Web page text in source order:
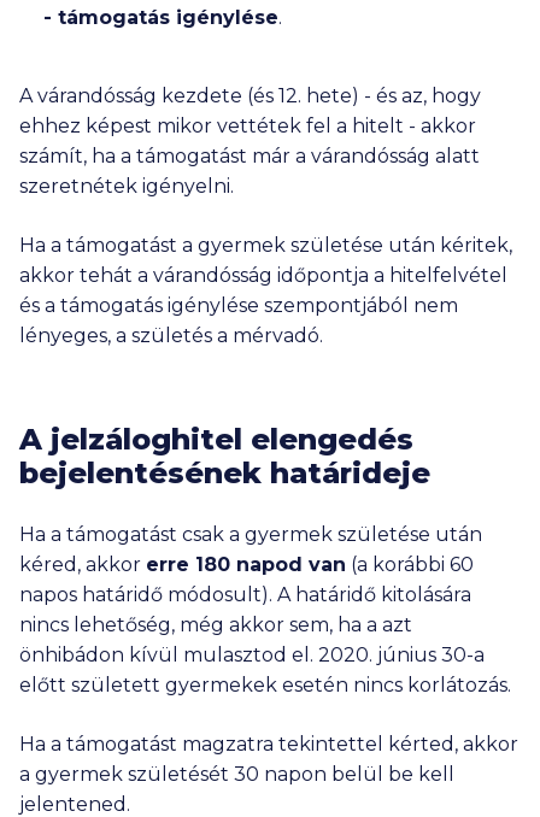
- támogatás igénylése.
A várandósság kezdete (és 12. hete) - és az, hogy
ehhez képest mikor vettétek fel a hitelt - akkor
számít, ha a támogatást már a várandósság alatt
szeretnétek igényelni.
Ha a támogatást a gyermek születése után kéritek,
akkor tehát a várandósság időpontja a hitelfelvétel
és a támogatás igénylése szempontjából nem
lényeges, a születés a mérvadó.
A jelzáloghitel elengedés
bejelentésének határideje
Ha a támogatást csak a gyermek születése után
kéred, akkor erre 180 napod van (a korábbi 60
napos határidő módosult). A határidő kitolására
nincs lehetőség, még akkor sem, ha a azt
önhibádon kívül mulasztod el. 2020. június 30-a
előtt született gyermekek esetén nincs korlátozás.
Ha a támogatást magzatra tekintettel kérted, akkor
a gyermek születését 30 napon belül be kell
jelentened.